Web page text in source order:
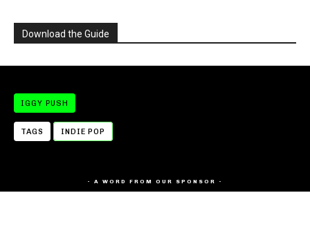
Download the Guide
IGGY PUSH
TAGS INDIE POP
- A WORD FROM OUR SPONSOR -